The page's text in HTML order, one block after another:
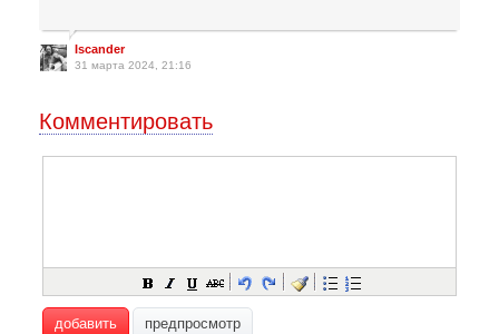
Iscander
31 марта 2024, 21:16
Комментировать
добавить предпросмотр